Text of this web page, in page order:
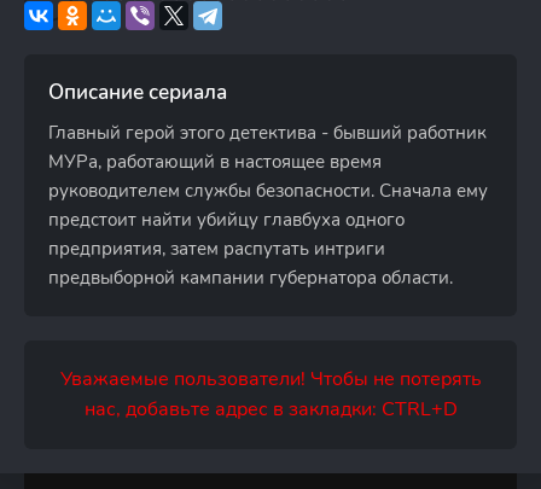
Описание сериала
Главный герой этого детектива - бывший работник
МУРа, работающий в настоящее время
руководителем службы безопасности. Сначала ему
предстоит найти убийцу главбуха одного
предприятия, затем распутать интриги
предвыборной кампании губернатора области.
Уважаемые пользователи! Чтобы не потерять
нас, добавьте адрес в закладки: CTRL+D